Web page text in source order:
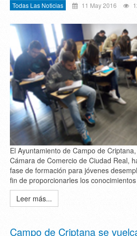
Todas Las Noticias 11 May 2016
El Ayuntamiento de Campo de
Cámara de Comercio de Ciudad Real,
fase de formación para jóvenes
fin de proporcionarles los conocimientos
Leer más...
Campo de Criptana se